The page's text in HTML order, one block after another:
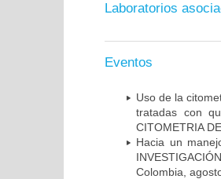
Laboratorios
Eventos
Uso de la
tratadas con
CITOMETRIA
Hacia un
Colombia,